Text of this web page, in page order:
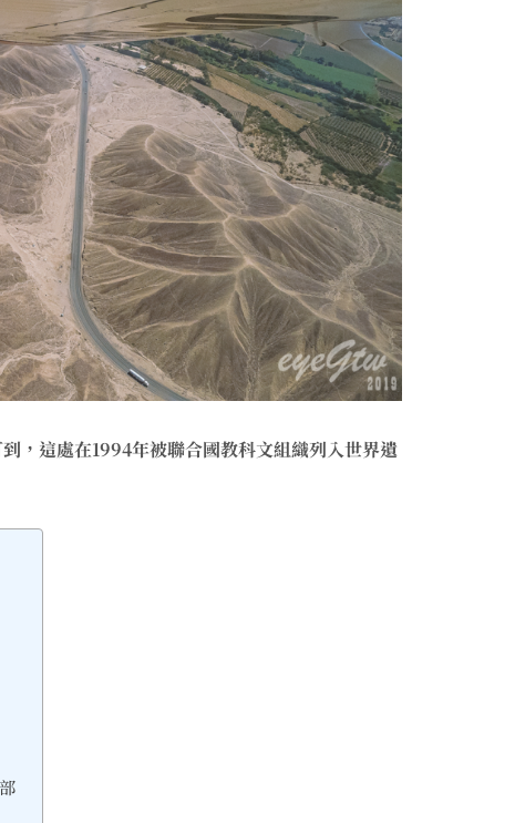
，這處在1994年被聯合國教科文組織列入世界遺